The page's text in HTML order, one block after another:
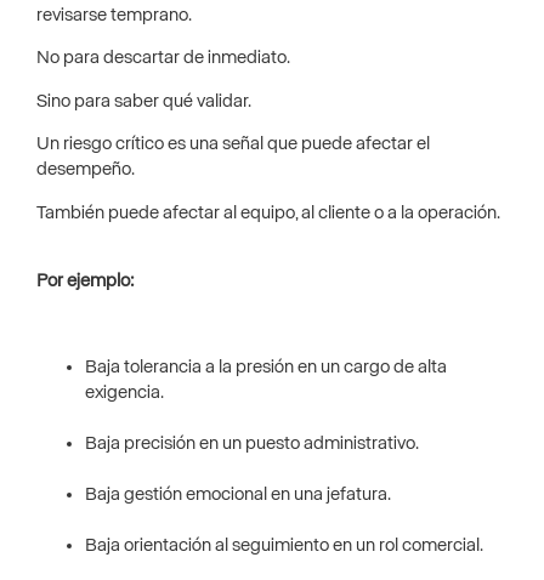
revisarse temprano.
No para descartar de inmediato.
Sino para saber qué validar.
Un riesgo crítico es una señal que puede afectar el
desempeño.
También puede afectar al equipo, al cliente o a la operación.
Por ejemplo:
Baja tolerancia a la presión en un cargo de alta
exigencia.
Baja precisión en un puesto administrativo.
Baja gestión emocional en una jefatura.
Baja orientación al seguimiento en un rol comercial.